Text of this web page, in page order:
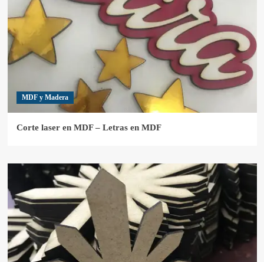
MDF y Madera
Corte laser en MDF – Letras en MDF